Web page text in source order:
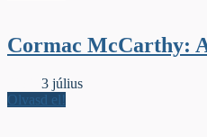
Cormac McCarthy:
3 július
Olvasd el!